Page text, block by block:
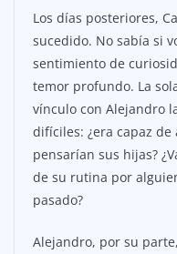
Los días posteriores,
sucedido. No sabía si
sentimiento de
temor profundo. La
vínculo con Alejandro
difíciles: ¿era capaz de
pensarían sus hijas?
de su rutina por
pasado?
Alejandro, por su